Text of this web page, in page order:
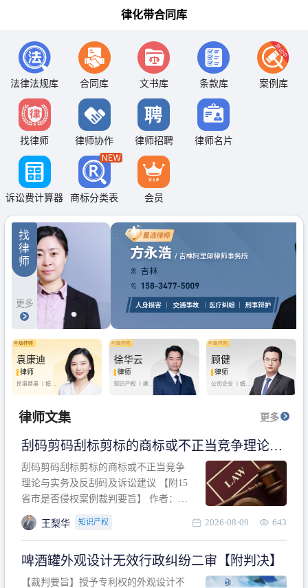
律化带合同库
法律法规库 合同库 文书库 条款库 案例库
找律师 律师协作 律师招聘 律师名片
诉讼费计算器 商标分类表 会员
找
律
师
更多
袁康迪
律师
民事商事 丨 婚姻
徐华云
律师
知识产权 丨 建设
顾健
律师
公司企业 丨婚姻
房产纠纷
律师文集 更多
刮码剪码刮标剪标的商标或不正当竞争理论与
实务及反刮码及诉讼建议 【附15省市是否侵权
案例裁判要旨】
刮码剪码刮标剪标的商标或不正当竞争
理论与实务及反刮码及诉讼建议 【附15
省市是否侵权案例裁判要旨】 作者：浙
江杭知桥律师事务所 王梨华 周靖超 【导
读】 第一部分：刮码剪码刮标剪标的商
诉讼建议 第二部分：15省市是否侵权案
例的裁判要旨 目录 第一部分、刮码剪码
王梨华 知识产权 2026-08-09 643
啤酒罐外观设计无效行政纠纷二审【附判决】
【裁判要旨】授予专利权的外观设计不